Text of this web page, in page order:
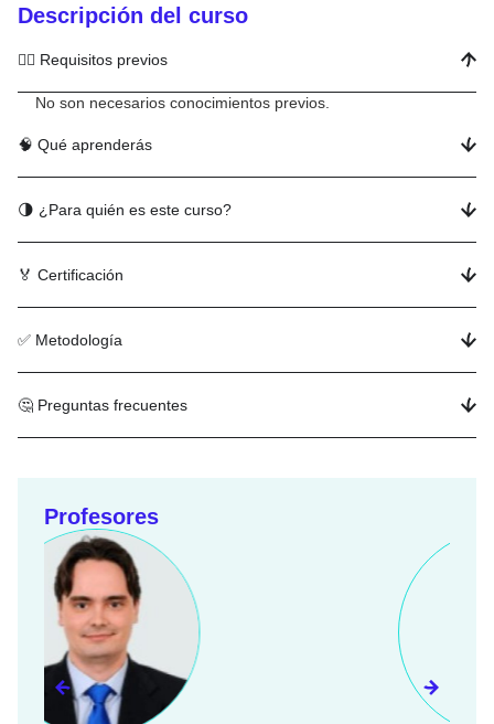
Descripción del curso
✍🏻 Requisitos previos
No son necesarios conocimientos previos.
🧠 Qué aprenderás
🌗 ¿Para quién es este curso?
🏅 Certificación
✅ Metodología
🤔 Preguntas frecuentes
Profesores